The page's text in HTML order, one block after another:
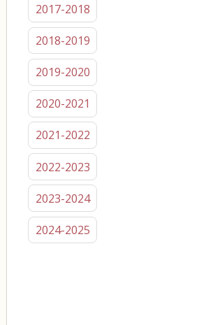
2017-2018
2018-2019
2019-2020
2020-2021
2021-2022
2022-2023
2023-2024
2024-2025